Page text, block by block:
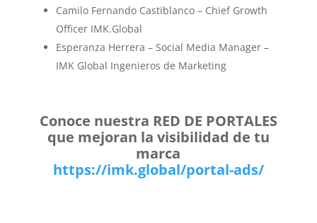
Camilo Fernando Castiblanco – Chief Growth
Officer IMK.Global
Esperanza Herrera – Social Media Manager –
IMK Global Ingenieros de Marketing
Conoce nuestra RED DE PORTALES
que mejoran la visibilidad de tu
marca
https://imk.global/portal-ads/